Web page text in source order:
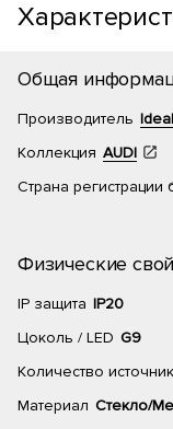
Общая
Производитель
Коллекция AUDI
Страна регистрации
Физические
IP защита IP20
Цоколь / LED G9
Количество
Материал Стекло/